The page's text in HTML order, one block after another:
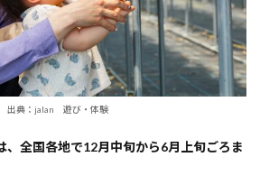
出典：jalan 遊び・体験
、全国各地で12月中旬から6月上旬ごろま